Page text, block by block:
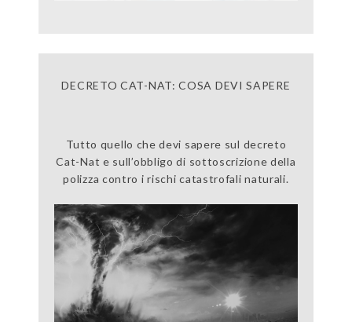
DECRETO CAT-NAT: COSA DEVI SAPERE
Tutto quello che devi sapere sul decreto
Cat-Nat e sull’obbligo di sottoscrizione della
polizza contro i rischi catastrofali naturali.